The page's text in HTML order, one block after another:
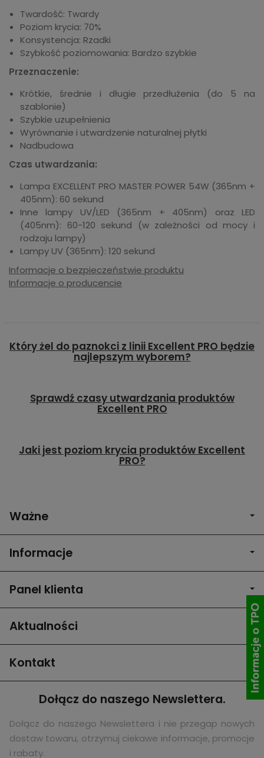
Twardość: Twardy
Poziom krycia: 70%
Konsystencja: Rzadki
Szybkość poziomowania: Bardzo szybkie
Przeznaczenie:
Krótkie, średnie i długie przedłużenia (do 5 na
szablonie)
Szybkie uzupełnienia
Wyrównanie i utwardzenie naturalnej płytki
Nadbudowa
Czas utwardzania:
Lampa EXCELLENT PRO MASTER POWER 54W (365nm +
405nm): 60 sekund
Inne lampy UV/LED (365nm + 405nm) oraz LED
(405nm): 60-120 sekund (w zależności od mocy i
rodzaju lampy)
Lampy UV (365nm): 120 sekund
Informacje o bezpieczeństwie produktu
Informacje o producencie
Który żel do paznokci z linii Excellent PRO będzie
najlepszym wyborem?
Sprawdź czasy utwardzania produktów
Excellent PRO
Jaki jest poziom krycia produktów Excellent
PRO?
Ważne
Informacje
Panel klienta
Aktualności
Kontakt
Dołącz do naszego Newslettera.
Dołącz do naszego Newslettera i nie przegap nowych
dostaw towaru, otrzymuj ciekawe informacje, promocje
i rabaty.